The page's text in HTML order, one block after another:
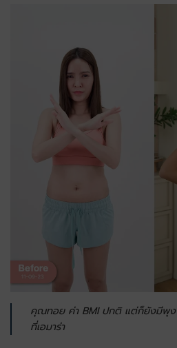
คุณทอย ค่า BMI ปกติ แต่ก็ยังมีพุง
ที่เอมาร่า